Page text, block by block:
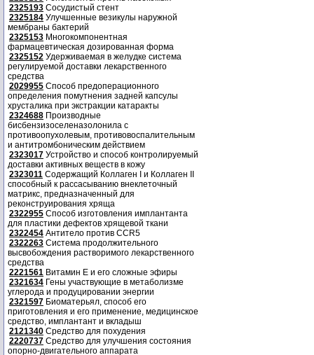
2325193 Сосудистый стент
2325184 Улучшенные везикулы наружной
мембраны бактерий
2325153 Многокомпонентная
фармацевтическая дозированная форма
2325152 Удерживаемая в желудке система
регулируемой доставки лекарственного
средства
2029955 Способ предоперационного
определения помутнения задней капсулы
хрусталика при экстракции катаракты
2324688 Производные
бисбензизоселеназолонила с
противоопухолевым, противовоспалительным
и антитромбоническим действием
2323017 Устройство и способ контролируемый
доставки активных веществ в кожу
2323011 Содержащий Коллаген I и Коллаген II
способный к рассасыванию внеклеточный
матрикс, предназначенный для
реконструирования хряща
2322955 Способ изготовления имплантанта
для пластики дефектов хрящевой ткани
2322454 Антитело против CCR5
2322263 Система продолжительного
высвобождения растворимого лекарственного
средства
2221561 Витамин Е и его сложные эфиры
2321634 Гены участвующие в метаболизме
углерода и продуцировании энергии
2321597 Биоматерьял, способ его
приготовления и его применение, медицинское
средство, имплантант и вкладыш
2121340 Средство для похудения
2220737 Средство для улучшения состояния
опорно-двигательного аппарата